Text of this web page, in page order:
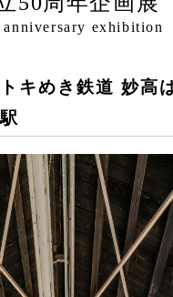
anniversary exhibition
キめき鉄道 妙高